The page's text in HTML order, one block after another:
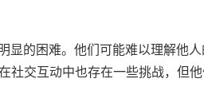
显的困难。他们可能难以理解他
社交互动中也存在一些挑战，但